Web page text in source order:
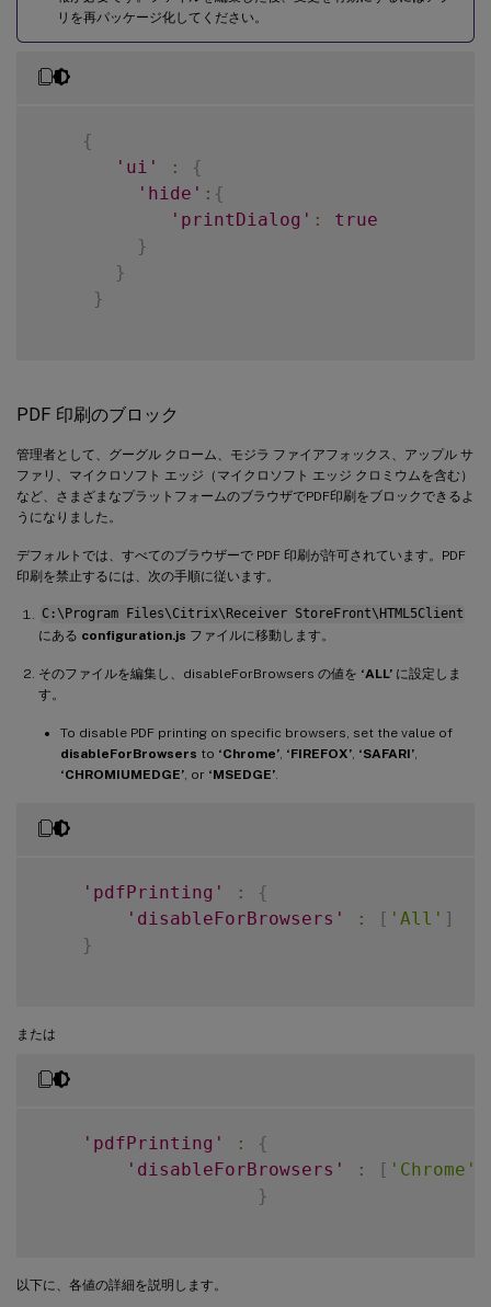
リを再パッケージ化してください。
{
'ui'
:
{
'hide' : {
'printDialog' :
true
}
}
}
PDF 印刷のブロック
管理者として、グーグル クローム、モジラ ファイアフォックス、アップル サ
ファリ、マイクロソフト エッジ（マイクロソフト エッジ クロミウムを含む）
など、さまざまなプラットフォームのブラウザでPDF印刷をブロックできるよ
うになりました。
デフォルトでは、すべてのブラウザーで PDF 印刷が許可されています。PDF
印刷を禁止するには、次の手順に従います。
C:\Program Files\Citrix\Receiver StoreFront\HTML5Client
にある configuration.js ファイルに移動します。
そのファイルを編集し、disableForBrowsers の値を ‘ALL’ に設定しま
す。
To disable PDF printing on specific browsers, set the value of
disableForBrowsers to ‘Chrome’ ‘FIREFOX’ ‘SAFARI’
‘CHROMIUMEDGE’ , or ‘MSEDGE’
'pdfPrinting' :
{
'disableForBrowsers'
: [ 'All' ]
}
または
'pdfPrinting' :
{
'disableForBrowsers'
: [ 'Chrome'
}
以下に、各値の詳細を説明します。